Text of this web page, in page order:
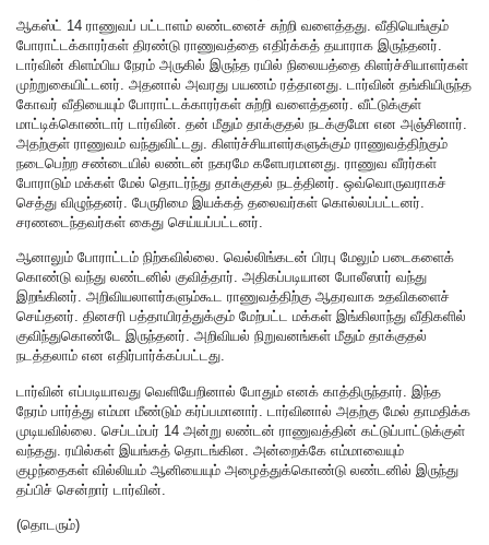
ஆகஸ்ட் 14 ராணுவப் பட்டாளம் லண்டனைச் சுற்றி வளைத்தது. வீதியெங்கும்
போராட்டக்காரர்கள் திரண்டு ராணுவத்தை எதிர்க்கத் தயாராக இருந்தனர்.
டார்வின் கிளம்பிய நேரம் அருகில் இருந்த ரயில் நிலையத்தை கிளர்ச்சியாளர்கள்
முற்றுகையிட்டனர். அதனால் அவரது பயணம் ரத்தானது. டார்வின் தங்கியிருந்த
கோவர் வீதியையும் போராட்டக்காரர்கள் சுற்றி வளைத்தனர். வீட்டுக்குள்
மாட்டிக்கொண்டார் டார்வின். தன் மீதும் தாக்குதல் நடக்குமோ என அஞ்சினார்.
அதற்குள் ராணுவம் வந்துவிட்டது. கிளர்ச்சியாளர்களுக்கும் ராணுவத்திற்கும்
நடைபெற்ற சண்டையில் லண்டன் நகரமே களேபரமானது. ராணுவ வீரர்கள்
போராடும் மக்கள் மேல் தொடர்ந்து தாக்குதல் நடத்தினர். ஒவ்வொருவராகச்
செத்து விழுந்தனர். பேருரிமை இயக்கத் தலைவர்கள் கொல்லப்பட்டனர்.
சரணடைந்தவர்கள் கைது செய்யப்பட்டனர்.
ஆனாலும் போராட்டம் நிற்கவில்லை. வெல்லிங்கடன் பிரபு மேலும் படைகளைக்
கொண்டு வந்து லண்டனில் குவித்தார். அதிகப்படியான போலீஸார் வந்து
இறங்கினர். அறிவியலாளர்களும்கூட ராணுவத்திற்கு ஆதரவாக உதவிகளைச்
செய்தனர். தினசரி பத்தாயிரத்துக்கும் மேற்பட்ட மக்கள் இங்கிலாந்து வீதிகளில்
குவிந்துகொண்டே இருந்தனர். அறிவியல் நிறுவனங்கள் மீதும் தாக்குதல்
நடத்தலாம் என எதிர்பார்க்கப்பட்டது.
டார்வின் எப்படியாவது வெளியேறினால் போதும் எனக் காத்திருந்தார். இந்த
நேரம் பார்த்து எம்மா மீண்டும் கர்ப்பமானார். டார்வினால் அதற்கு மேல் தாமதிக்க
முடியவில்லை. செப்டம்பர் 14 அன்று லண்டன் ராணுவத்தின் கட்டுப்பாட்டுக்குள்
வந்தது. ரயில்கள் இயங்கத் தொடங்கின. அன்றைக்கே எம்மாவையும்
குழந்தைகள் வில்லியம் ஆனியையும் அழைத்துக்கொண்டு லண்டனில் இருந்து
தப்பிச் சென்றார் டார்வின்.
(தொடரும்)